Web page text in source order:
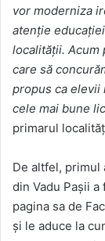
vor moderniza
atenţie
localităţii. Acum
care să
propus ca elevii
cele mai bune
primarul
De altfel, primul
din Vadu Pașii
pagina sa de
și le aduce la